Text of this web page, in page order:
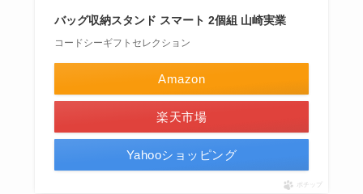
バッグ収納スタンド スマート 2個組 山崎実業
コードシーギフトセレクション
Amazon
楽天市場
Yahooショッピング
ポチップ